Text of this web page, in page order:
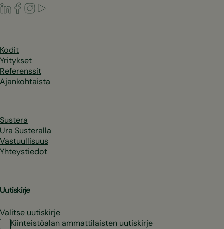
LinkedIn
Facebook
Instagram
Kodit
Yritykset
Referenssit
Ajankohtaista
Sustera
Ura Susteralla
Vastuullisuus
Yhteystiedot
Uutiskirje
Valitse uutiskirje
Kiinteistöalan ammattilaisten uutiskirje